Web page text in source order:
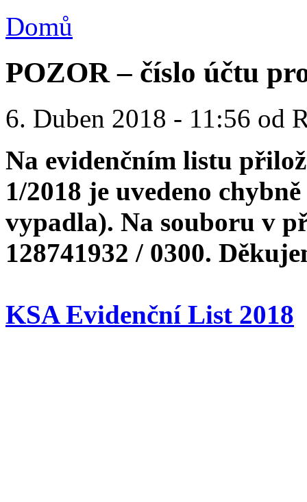
Domů
POZOR – číslo účtu
6. Duben 2018 - 11:56 od
Na evidenčním listu
1/2018 je uvedeno
vypadla). Na souboru v
128741932 / 0300.
KSA Evidenční List 2018